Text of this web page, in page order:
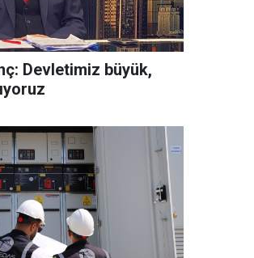
Devletimiz büyük,